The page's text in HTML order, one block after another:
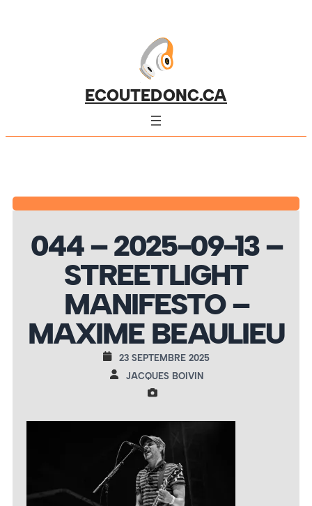
ECOUTEDONC.CA
044 – 2025-09-13 –
STREETLIGHT
MANIFESTO –
MAXIME BEAULIEU
23 SEPTEMBRE 2025
JACQUES BOIVIN